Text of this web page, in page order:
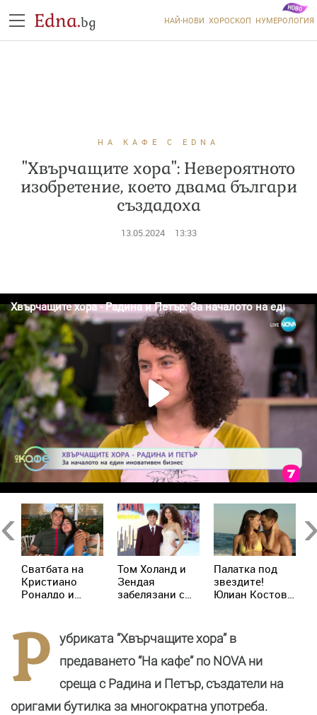
Edna.bg НАЙ-НОВИ ХОРОСКОП НУМЕРОЛОГИЯ
НА КАФЕ С EDNA
"Хвърчащите хора": Невероятното
изобретение, което двама българи
създадоха
13.05.2024 13:33
Сватбата на
Кристиано
Роналдо и
церемония
днес?
Том Холанд и
Зендая
забелязани с
Палатка под
звездите!
Юлиан Костов
най-
романтичната
почивка
Р
убриката “Хвърчащите хора” в
предаването “На кафе” по NOVA ни
среща с Радина и Петър, създатели на
оригами бутилка за многократна употреба.